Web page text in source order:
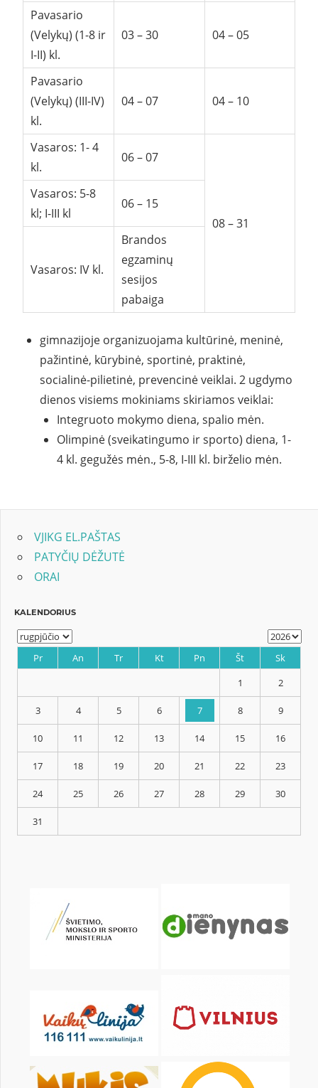
Pavasario
(Velykų) (1-8 ir
I-II) kl.
03 – 30 04 – 05
Pavasario
(Velykų) (III-IV)
kl.
04 – 07 04 – 10
Vasaros: 1- 4
kl.
06 – 07
08 – 31
Vasaros: 5-8
kl; I-III kl
06 – 15
Vasaros: IV kl.
Brandos
egzaminų
sesijos
pabaiga
gimnazijoje organizuojama kultūrinė, meninė,
pažintinė, kūrybinė, sportinė, praktinė,
socialinė-pilietinė, prevencinė veiklai. 2 ugdymo
dienos visiems mokiniams skiriamos veiklai:
Integruoto mokymo diena, spalio mėn.
Olimpinė (sveikatingumo ir sporto) diena, 1-
4 kl. gegužės mėn., 5-8, I-III kl. birželio mėn.
VJIKG EL.PAŠTAS
PATYČIŲ DĖŽUTĖ
ORAI
Pr An Kt Pn